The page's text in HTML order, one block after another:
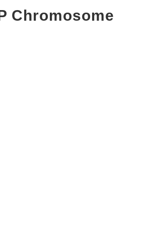
Chromosome